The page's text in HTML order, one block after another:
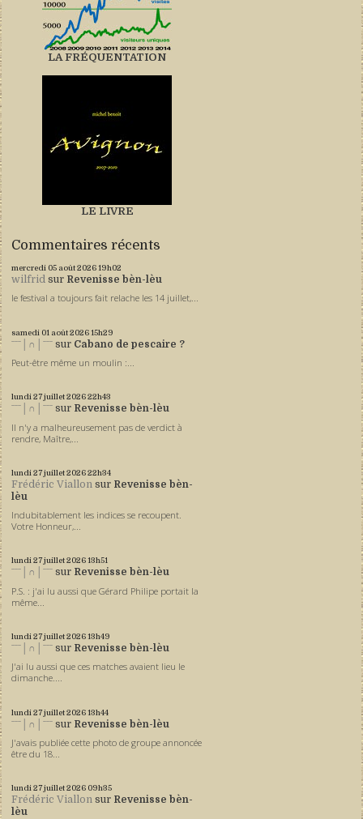
LA FRÉQUENTATION
LE LIVRE
Commentaires récents
mercredi 05 août 202619h02
wilfrid sur Revenisse bèn-lèu
le festival a toujours fait relache les 14 juillet,...
samedi 01 août 202615h29
ˉˉˉ│∩│ˉˉˉ sur Cabano de pescaire ?
Peut-être même un moulin :...
lundi 27juillet 202622h43
ˉˉˉ│∩│ˉˉˉ sur Revenisse bèn-lèu
Il n'y a malheureusement pas de verdict à
rendre, Maître,...
lundi 27juillet 202622h34
Frédéric Viallon sur Revenisse bèn-
lèu
Indubitablement les indices se recoupent.
Votre Honneur,...
lundi 27juillet 202613h51
ˉˉˉ│∩│ˉˉˉ sur Revenisse bèn-lèu
P.S. : j'ai lu aussi que Gérard Philipe portait la
même...
lundi 27juillet 202613h49
ˉˉˉ│∩│ˉˉˉ sur Revenisse bèn-lèu
J'ai lu aussi que ces matches avaient lieu le
dimanche....
lundi 27juillet 202613h44
ˉˉˉ│∩│ˉˉˉ sur Revenisse bèn-lèu
J'avais publiée cette photo de groupe annoncée
être du 18...
lundi 27juillet 2026 09h35
Frédéric Viallon sur Revenisse bèn-
lèu